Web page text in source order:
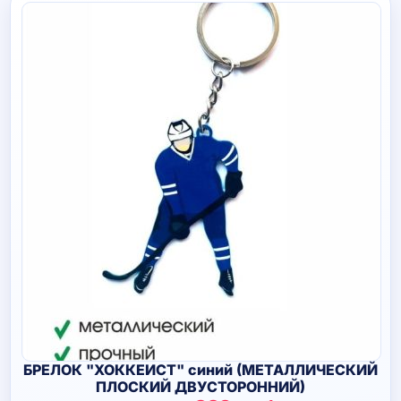
БРЕЛОК "ХОККЕИСТ" синий (МЕТАЛЛИЧЕСКИЙ
ПЛОСКИЙ ДВУСТОРОННИЙ)